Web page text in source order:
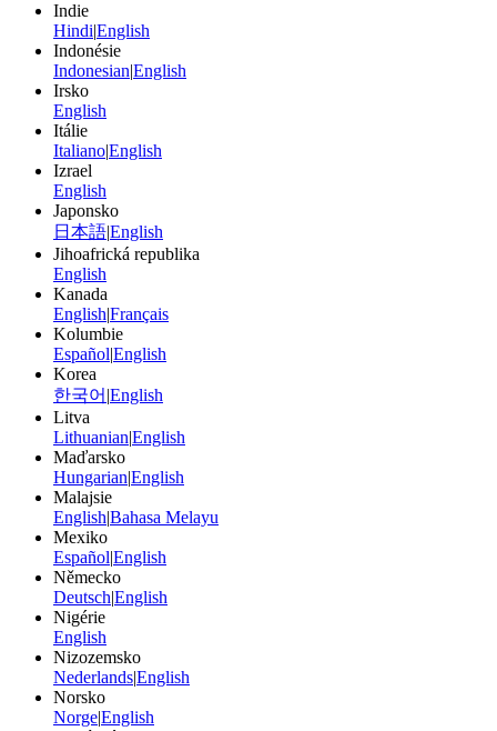
Indie
Hindi|English
Indonésie
Indonesian|English
Irsko
English
Itálie
Italiano|English
Izrael
English
Japonsko
日本語|English
Jihoafrická republika
English
Kanada
English|Français
Kolumbie
Español|English
Korea
한국어 |English
Litva
Lithuanian|English
Maďarsko
Hungarian|English
Malajsie
English|Bahasa Melayu
Mexiko
Español|English
Německo
Deutsch|English
Nigérie
English
Nizozemsko
Nederlands|English
Norsko
Norge|English